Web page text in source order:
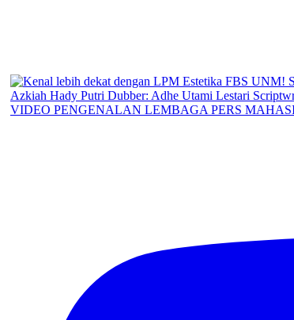
VIDEO PENGENALAN LEMBAGA PERS